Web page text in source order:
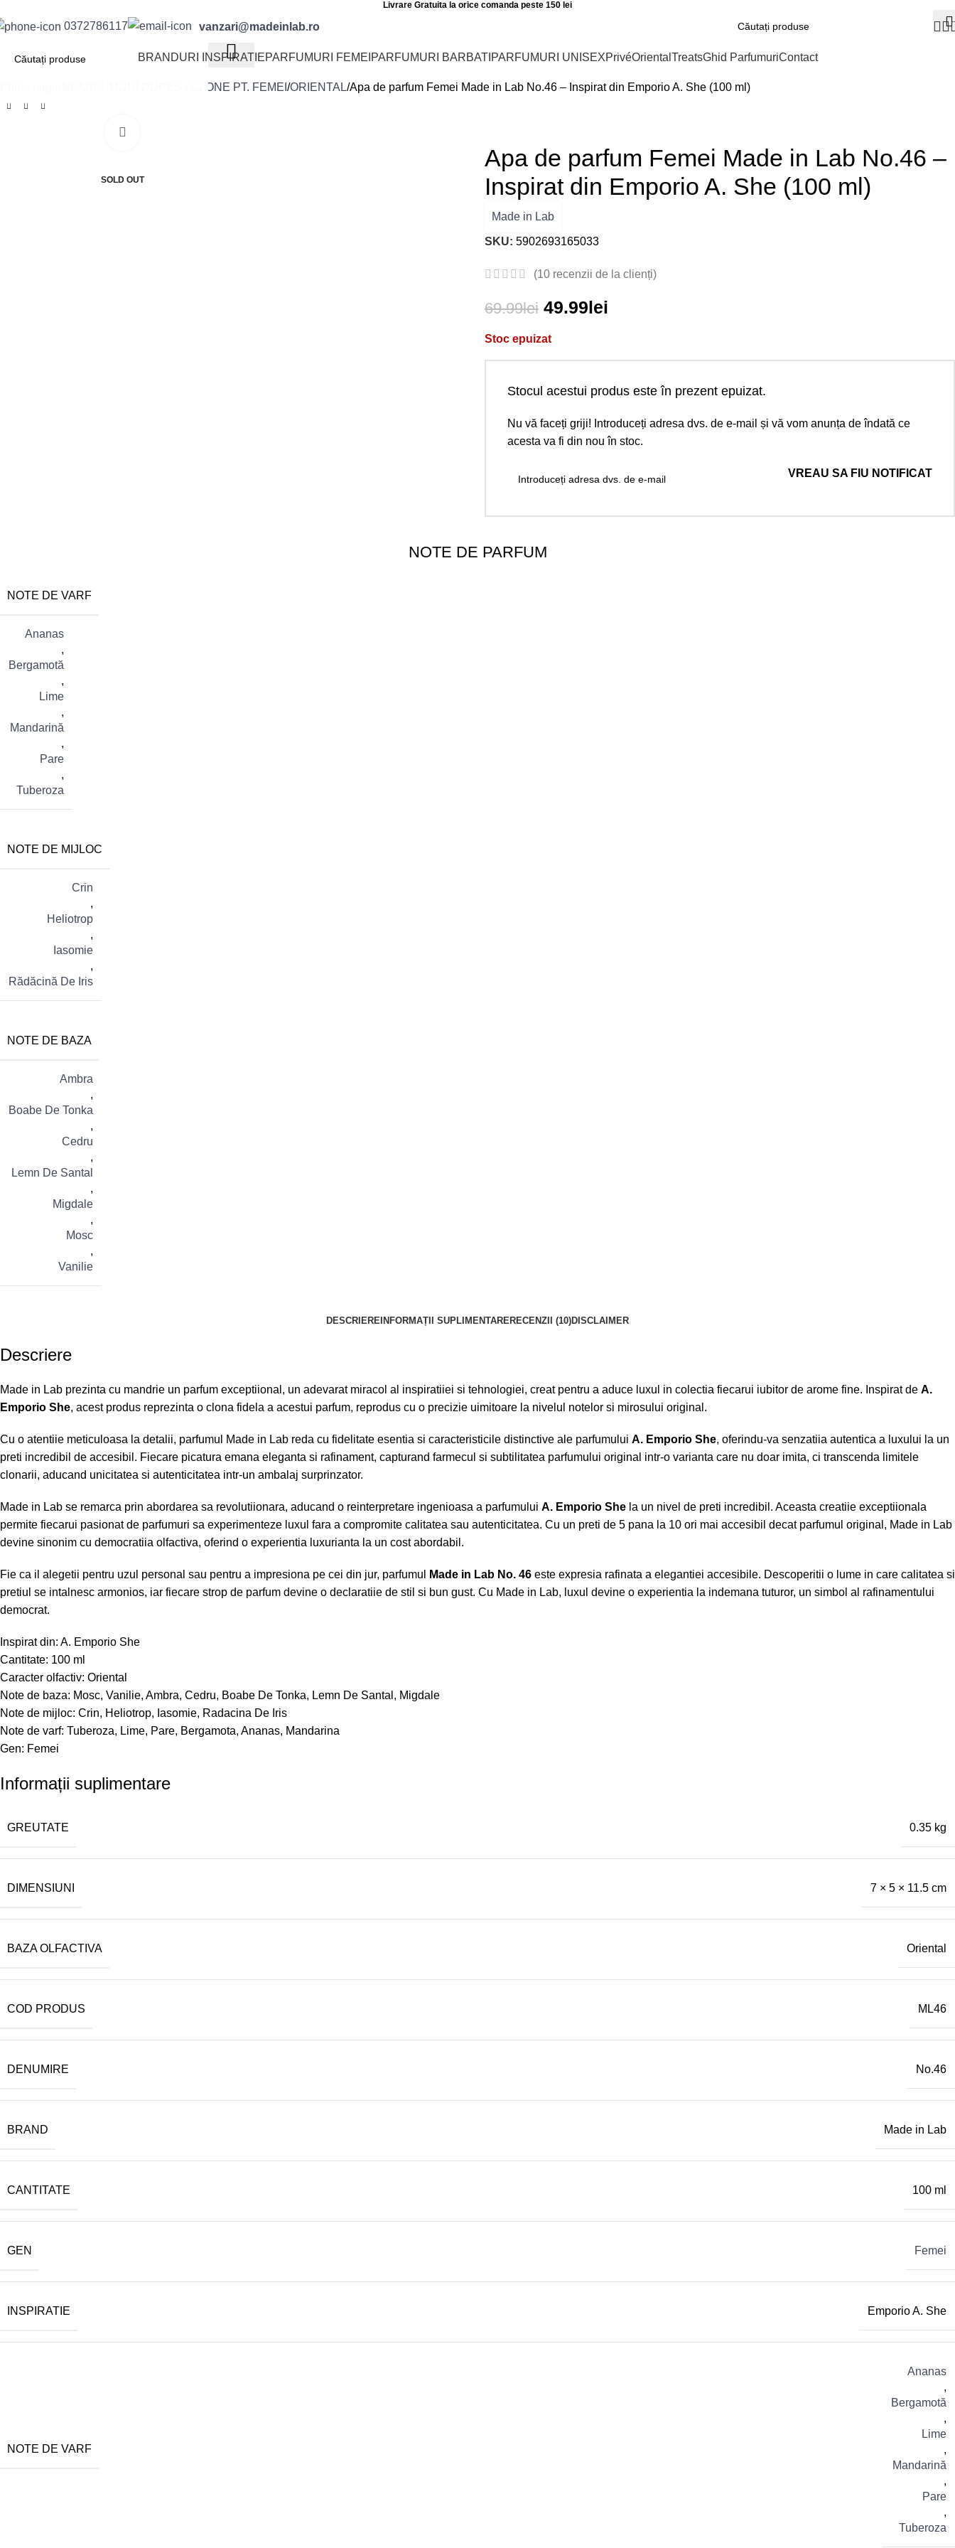
Livrare Gratuita la orice comanda peste 150 lei
0372786117 vanzari@madeinlab.ro
BRANDURI INSPIRATIEPARFUMURI FEMEI PARFUMURI BARBATI PARFUMURI UNISEXPrivéOriental TreatsGhid ParfumuriContact
PARFUMURI DUPES / CLONE PT. FEMEI ORIENTAL Apa de parfum Femei Made in Lab No.46 – Inspirat din Emporio A. She (100 ml)
SOLD OUT
Apa de parfum Femei Made in Lab No.46 –
Inspirat din Emporio A. She (100 ml)
Made in Lab
SKU: 5902693165033
(10 recenzii de la clienți)
69.99lei 49.99lei
Stoc epuizat
Stocul acestui produs este în prezent epuizat.
Nu vă faceți griji! Introduceți adresa dvs. de e-mail și vă vom anunța de îndată ce
acesta va fi din nou în stoc.
VREAU SA FIU NOTIFICAT
NOTE DE PARFUM
NOTE DE VARF
Ananas
,
Bergamotă
,
Lime
,
Mandarină
,
Pare
,
Tuberoza
NOTE DE MIJLOC
Crin
,
Heliotrop
,
Iasomie
,
Rădăcină De Iris
NOTE DE BAZA
Ambra
,
Boabe De Tonka
,
Cedru
,
Lemn De Santal
,
Migdale
,
Mosc
,
Vanilie
DESCRIERE INFORMAȚII SUPLIMENTARE RECENZII (10)DISCLAIMER
Descriere
Made in Lab prezinta cu mandrie un parfum exceptiional, un adevarat miracol al inspiratiiei si tehnologiei, creat pentru a aduce luxul in colectia fiecarui iubitor de arome fine. Inspirat de A.
Emporio She, acest produs reprezinta o clona fidela a acestui parfum, reprodus cu o precizie uimitoare la nivelul notelor si mirosului original.
Cu o atentiie meticuloasa la detalii, parfumul Made in Lab reda cu fidelitate esentia si caracteristicile distinctive ale parfumului A. Emporio She, oferindu-va senzatiia autentica a luxului la un
preti incredibil de accesibil. Fiecare picatura emana eleganta si rafinament, capturand farmecul si subtilitatea parfumului original intr-o varianta care nu doar imita, ci transcenda limitele
clonarii, aducand unicitatea si autenticitatea intr-un ambalaj surprinzator.
Made in Lab se remarca prin abordarea sa revolutiionara, aducand o reinterpretare ingenioasa a parfumului A. Emporio She la un nivel de preti incredibil. Aceasta creatiie exceptiionala
permite fiecarui pasionat de parfumuri sa experimenteze luxul fara a compromite calitatea sau autenticitatea. Cu un preti de 5 pana la 10 ori mai accesibil decat parfumul original, Made in Lab
devine sinonim cu democratiia olfactiva, oferind o experientia luxurianta la un cost abordabil.
Fie ca il alegetii pentru uzul personal sau pentru a impresiona pe cei din jur, parfumul Made in Lab No. 46 este expresia rafinata a elegantiei accesibile. Descoperitii o lume in care calitatea si
pretiul se intalnesc armonios, iar fiecare strop de parfum devine o declaratiie de stil si bun gust. Cu Made in Lab, luxul devine o experientia la indemana tuturor, un simbol al rafinamentului
democrat.
Inspirat din: A. Emporio She
Cantitate: 100 ml
Caracter olfactiv: Oriental
Note de baza: Mosc, Vanilie, Ambra, Cedru, Boabe De Tonka, Lemn De Santal, Migdale
Note de mijloc: Crin, Heliotrop, Iasomie, Radacina De Iris
Note de varf: Tuberoza, Lime, Pare, Bergamota, Ananas, Mandarina
Gen: Femei
Informații suplimentare
GREUTATE 0.35 kg
DIMENSIUNI 7 × 5 × 11.5 cm
BAZA OLFACTIVA Oriental
COD PRODUS ML46
DENUMIRE No.46
BRAND Made in Lab
CANTITATE 100 ml
GEN Femei
INSPIRATIE Emporio A. She
NOTE DE VARF
Ananas
,
Bergamotă
,
Lime
,
Mandarină
,
Pare
,
Tuberoza